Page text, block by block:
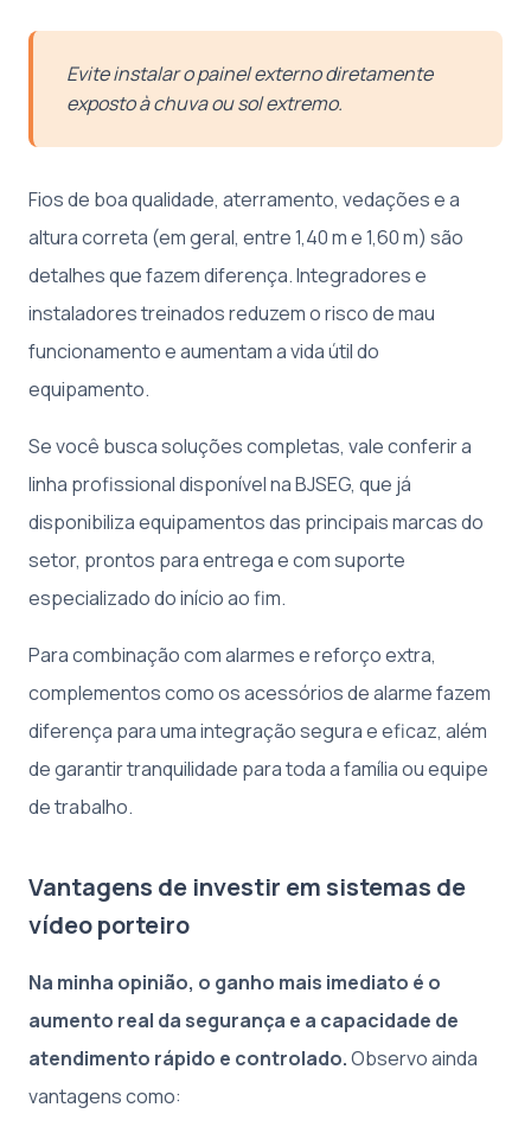
Evite instalar o painel externo diretamente
exposto à chuva ou sol extremo.
Fios de boa qualidade, aterramento, vedações e a
altura correta (em geral, entre 1,40 m e 1,60 m) são
detalhes que fazem diferença. Integradores e
instaladores treinados reduzem o risco de mau
funcionamento e aumentam a vida útil do
equipamento.
Se você busca soluções completas, vale conferir a
linha profissional disponível na BJSEG, que já
disponibiliza equipamentos das principais marcas do
setor, prontos para entrega e com suporte
especializado do início ao fim.
Para combinação com alarmes e reforço extra,
complementos como os acessórios de alarme fazem
diferença para uma integração segura e eficaz, além
de garantir tranquilidade para toda a família ou equipe
de trabalho.
Vantagens de investir em sistemas de
vídeo porteiro
Na minha opinião, o ganho mais imediato é o
aumento real da segurança e a capacidade de
atendimento rápido e controlado.Observo ainda
vantagens como: